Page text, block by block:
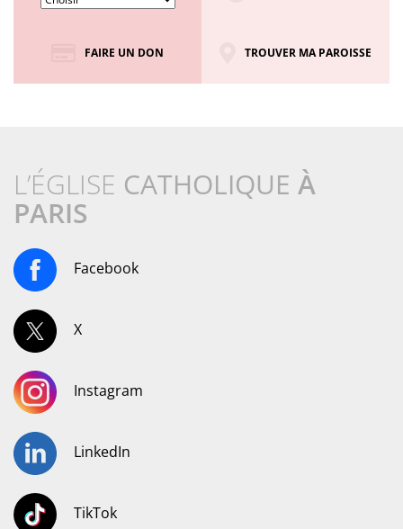
FAIRE UN DON TROUVER MA PAROISSE
L’ÉGLISE CATHOLIQUE À
PARIS
Facebook
X
Instagram
LinkedIn
TikTok